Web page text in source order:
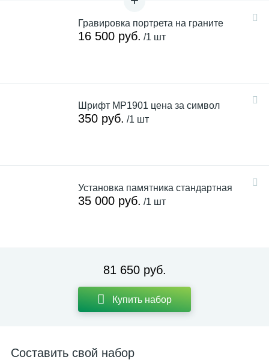
Гравировка портрета на граните
16 500 руб. /1 шт
Шрифт MP1901 цена за символ
350 руб. /1 шт
Установка памятника стандартная
35 000 руб. /1 шт
81 650 руб.
Купить набор
Составить свой набор